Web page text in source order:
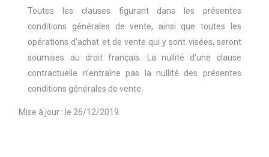
Toutes les clauses figurant dans les présentes
conditions générales de vente, ainsi que toutes les
opérations d’achat et de vente qui y sont visées, seront
soumises au droit français. La nullité d’une clause
contractuelle n’entraîne pas la nullité des présentes
conditions générales de vente.
Mise à jour : le 26/12/2019.